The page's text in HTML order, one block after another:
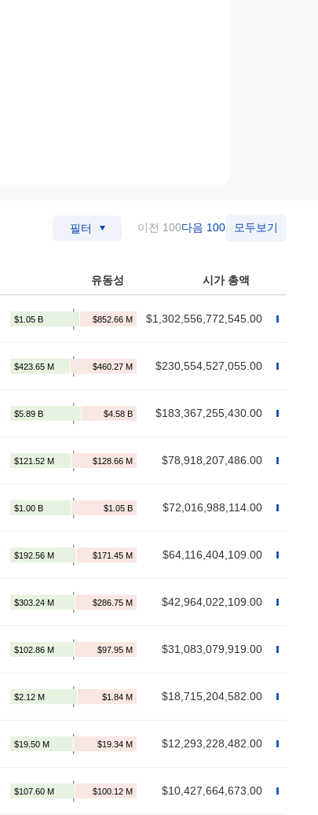
필터 이전 100다음 100 모두보기
유동성 시가 총액
$1,302,556,772,545.00
$230,554,527,055.00
$183,367,255,430.00
$78,918,207,486.00
$72,016,988,114.00
$64,116,404,109.00
$42,964,022,109.00
$31,083,079,919.00
$18,715,204,582.00
$12,293,228,482.00
$10,427,664,673.00